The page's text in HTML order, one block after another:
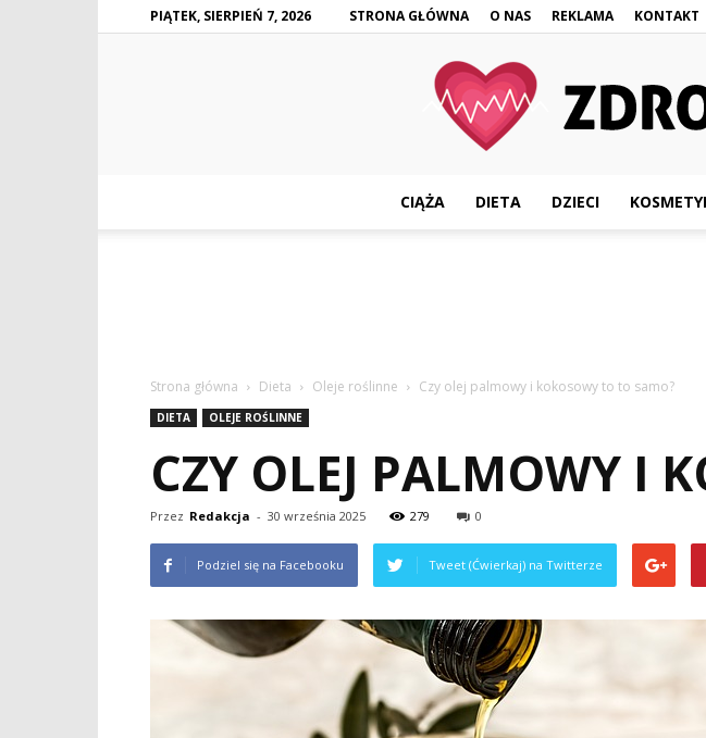
PIĄTEK, SIERPIEŃ 7, 2026 STRONA GŁÓWNA O NAS REKLAMA KONTAKT
CIĄŻA DIETA DZIECI
Strona główna Dieta Oleje roślinne Czy olej palmowy i kokosowy to to samo?
DIETA OLEJE ROŚLINNE
CZY OLEJ PALMOWY I
Przez Redakcja - 30 września 2025 279 0
Podziel się na Facebooku Tweet (Ćwierkaj) na Twitterze